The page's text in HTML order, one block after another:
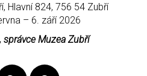
Hlavní 824, 756 54 Zubří
– 6. září 2026
správce Muzea Zubří